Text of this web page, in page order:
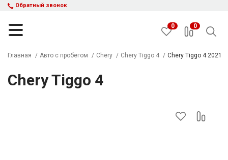
Обратный звонок
0 0
Главная Авто с пробегом Chery Chery Tiggo 4 Chery Tiggo 4 2021
Chery Tiggo 4